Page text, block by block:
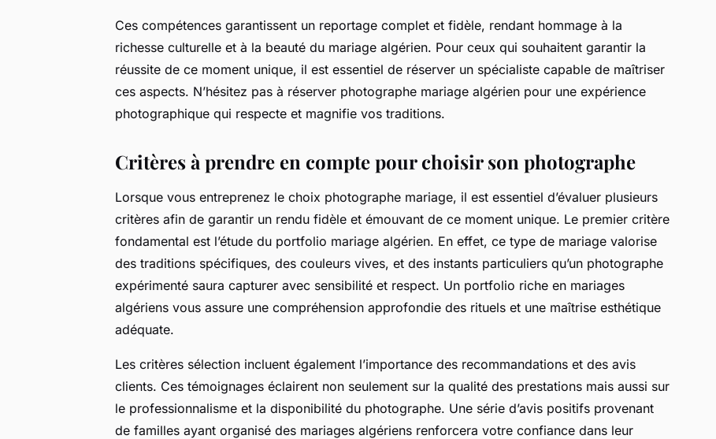
Ces compétences garantissent un reportage complet et fidèle, rendant hommage à la
richesse culturelle et à la beauté du mariage algérien. Pour ceux qui souhaitent garantir la
réussite de ce moment unique, il est essentiel de réserver un spécialiste capable de maîtriser
ces aspects. N’hésitez pas à réserver photographe mariage algérien pour une expérience
photographique qui respecte et magnifie vos traditions.
Critères à prendre en compte pour choisir son photographe
Lorsque vous entreprenez le choix photographe mariage, il est essentiel d’évaluer plusieurs
critères afin de garantir un rendu fidèle et émouvant de ce moment unique. Le premier critère
fondamental est l’étude du portfolio mariage algérien. En effet, ce type de mariage valorise
des traditions spécifiques, des couleurs vives, et des instants particuliers qu’un photographe
expérimenté saura capturer avec sensibilité et respect. Un portfolio riche en mariages
algériens vous assure une compréhension approfondie des rituels et une maîtrise esthétique
adéquate.
Les critères sélection incluent également l’importance des recommandations et des avis
clients. Ces témoignages éclairent non seulement sur la qualité des prestations mais aussi sur
le professionnalisme et la disponibilité du photographe. Une série d’avis positifs provenant
de familles ayant organisé des mariages algériens renforcera votre confiance dans leur